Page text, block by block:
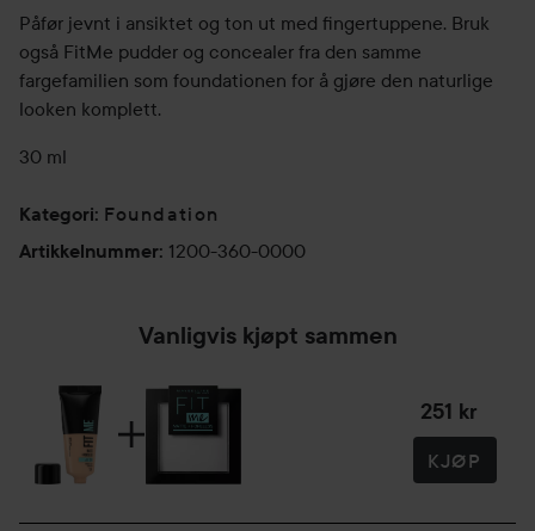
Påfør jevnt i ansiktet og ton ut med fingertuppene. Bruk
også FitMe pudder og concealer fra den samme
fargefamilien som foundationen for å gjøre den naturlige
looken komplett.
30 ml
Kategori: Foundation
Artikkelnummer: 1200-360-0000
Vanligvis kjøpt sammen
251 kr
KJØP